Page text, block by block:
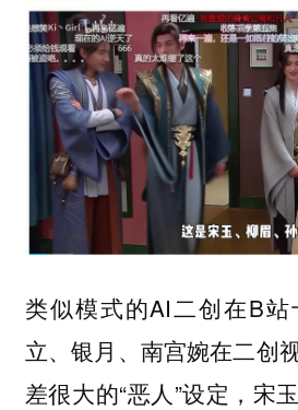
类似模式的AI二创在B
立、银月、南宫婉在二创
差很大的“恶人”设定，宋